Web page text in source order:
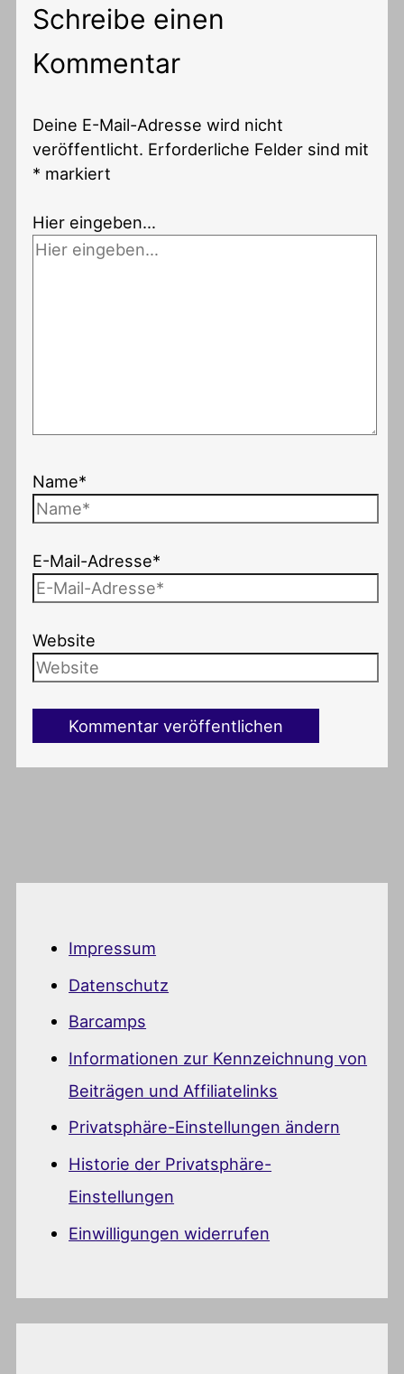
Schreibe einen
Kommentar
Deine E-Mail-Adresse wird nicht
veröffentlicht. Erforderliche Felder sind mit
* markiert
Hier eingeben…
Name*
E-Mail-Adresse*
Website
Impressum
Datenschutz
Barcamps
Informationen zur Kennzeichnung von
Beiträgen und Affiliatelinks
Privatsphäre-Einstellungen ändern
Historie der Privatsphäre-
Einstellungen
Einwilligungen widerrufen